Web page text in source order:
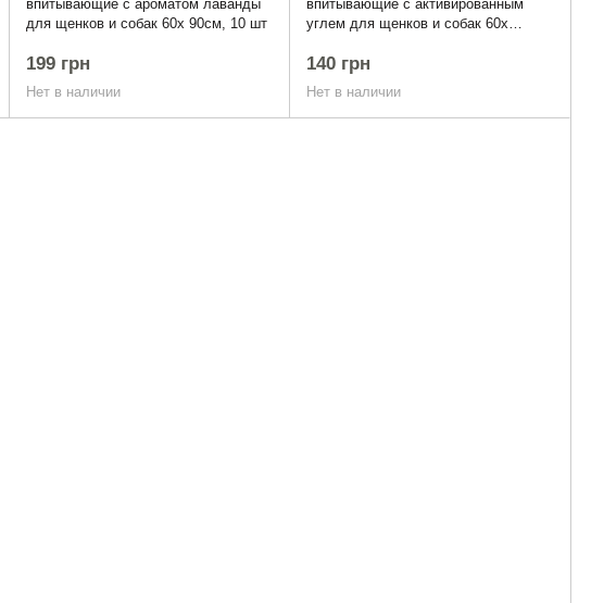
впитывающие с ароматом лаванды
для щенков и собак 60x 90см, 10 шт
199 грн
Нет в наличии
впитывающие с активированным
углем для щенков и собак 60х
140 грн
Нет в наличии